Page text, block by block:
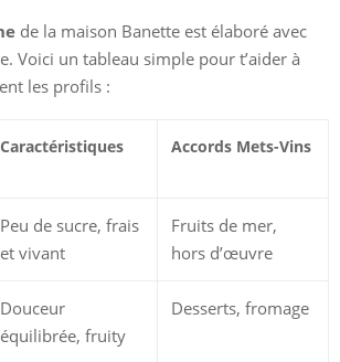
de la maison Banette est élaboré avec
Voici un tableau simple pour t’aider à
les profils :
Caractéristiques Accords Mets-Vins
Peu de sucre, frais
et vivant
Fruits de mer,
hors d’œuvre
Douceur
équilibrée, fruity
Desserts, fromage